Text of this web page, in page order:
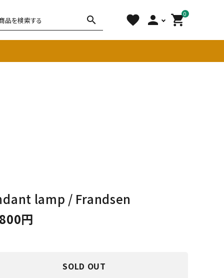
search favorite person 0
shopping_cart
lamp / Frandsen
円
SOLD OUT